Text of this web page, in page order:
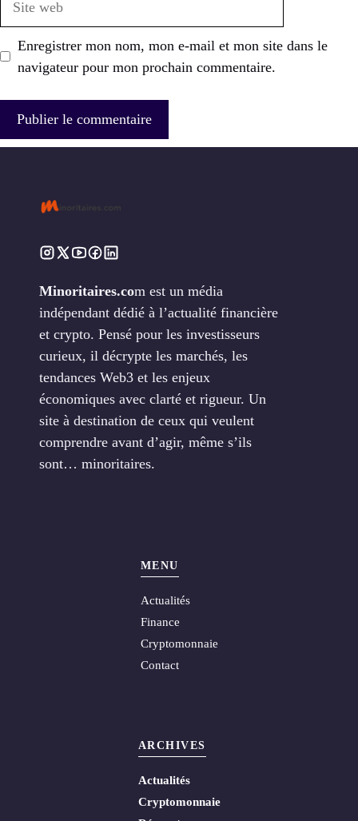
Enregistrer mon nom, mon e-mail et mon site dans le
navigateur pour mon prochain commentaire.
Minoritaires.com est un média
indépendant dédié à l’actualité financière
et crypto. Pensé pour les investisseurs
curieux, il décrypte les marchés, les
tendances Web3 et les enjeux
économiques avec clarté et rigueur. Un
site à destination de ceux qui veulent
comprendre avant d’agir, même s’ils
sont… minoritaires.
MENU
Actualités
Finance
Cryptomonnaie
Contact
ARCHIVES
Actualités
Cryptomonnaie